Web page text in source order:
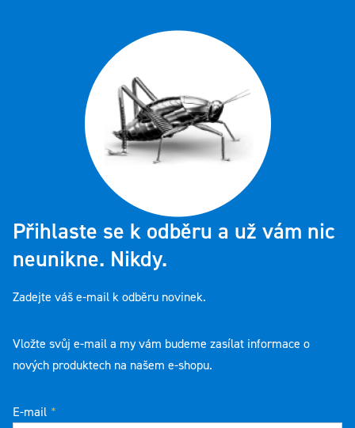
Přihlaste se k odběru a už vám nic
neunikne. Nikdy.
Zadejte váš e-mail k odběru novinek.
Vložte svůj e-mail a my vám budeme zasílat informace o
nových produktech na našem e-shopu.
E-mail